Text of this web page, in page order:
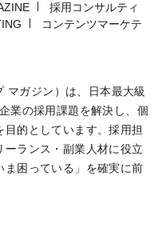
採用コンサルティ
コンテンツマーケテ
マガジン）は、日本最大級
業の採用課題を解決し、個
的としています。採用担
ランス・副業人材に役立
困っている」を確実に前